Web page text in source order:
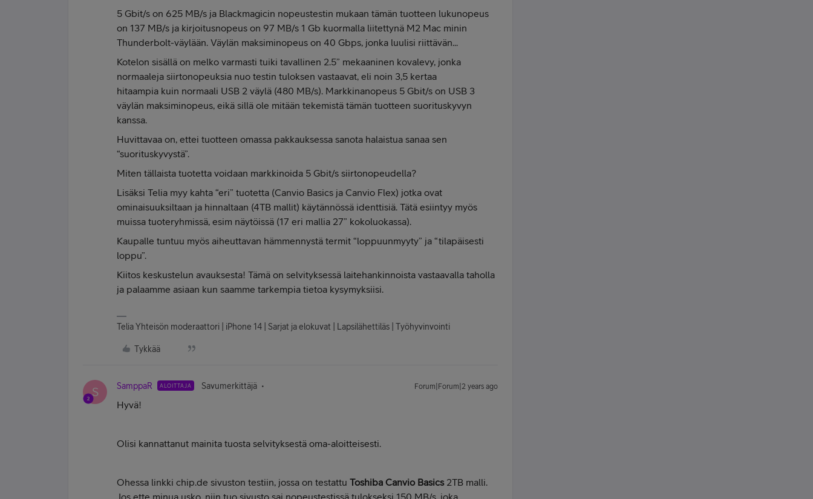
5 Gbit/s on 625 MB/s ja Blackmagicin nopeustestin mukaan tämän tuotteen lukunopeus
on 137 MB/s ja kirjoitusnopeus on 97 MB/s 1 Gb kuormalla liitettynä M2 Mac minin
Thunderbolt-väylään. Väylän maksiminopeus on 40 Gbps, jonka luulisi riittävän...
Kotelon sisällä on melko varmasti tuiki tavallinen 2.5” mekaaninen kovalevy, jonka
normaaleja siirtonopeuksia nuo testin tuloksen vastaavat, eli noin 3,5 kertaa
hitaampia kuin normaali USB 2 väylä (480 MB/s). Markkinanopeus 5 Gbit/s on USB 3
väylän maksiminopeus, eikä sillä ole mitään tekemistä tämän tuotteen suorituskyvyn
kanssa.
Huvittavaa on, ettei tuotteen omassa pakkauksessa sanota halaistua sanaa sen
“suorituskyvystä”.
Miten tällaista tuotetta voidaan markkinoida 5 Gbit/s siirtonopeudella?
Lisäksi Telia myy kahta “eri” tuotetta (Canvio Basics ja Canvio Flex) jotka ovat
ominaisuuksiltaan ja hinnaltaan (4TB mallit) käytännössä identtisiä. Tätä esiintyy myös
muissa tuoteryhmissä, esim näytöissä (17 eri mallia 27” kokoluokassa).
Kaupalle tuntuu myös aiheuttavan hämmennystä termit “loppuunmyyty” ja “tilapäisesti
loppu”.
Kiitos keskustelun avauksesta! Tämä on selvityksessä laitehankinnoista vastaavalla taholla
ja palaamme asiaan kun saamme tarkempia tietoa kysymyksiisi.
Telia Yhteisön moderaattori | iPhone 14 | Sarjat ja elokuvat | Lapsilähettiläs | Työhyvinvointi
Tykkää
S SamppaR ALOITTAJA Savumerkittäjä Forum|Forum|2 years ago
Hyvä!
Olisi kannattanut mainita tuosta selvityksestä oma-aloitteisesti.
Ohessa linkki chip.de sivuston testiin, jossa on testattu Toshiba Canvio Basics 2TB malli.
Jos ette minua usko, niin tuo sivusto sai nopeustestissä tulokseksi 150 MB/s, joka